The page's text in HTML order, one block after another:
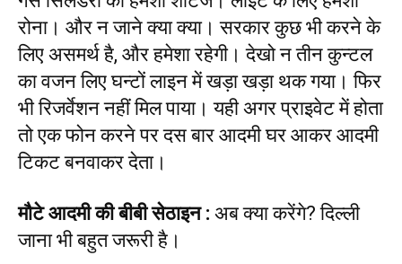
रोना। और न जाने क्या क्या। सरकार कुछ भी करने के
लिए असमर्थ है, और हमेशा रहेगी। देखो न तीन कुन्टल
का वजन लिए घन्टों लाइन में खड़ा खड़ा थक गया। फिर
भी रिजर्वेशन नहीं मिल पाया। यही अगर प्राइवेट में होता
तो एक फोन करने पर दस बार आदमी घर आकर आदमी
टिकट बनवाकर देता।
मौटे आदमी की बीबी सेठाइन : अब क्या करेंगे? दिल्ली
जाना भी बहुत जरूरी है।